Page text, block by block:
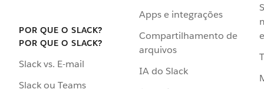
POR QUE O SLACK?
POR QUE O SLACK?
Slack vs. E-mail
Slack ou Teams
Apps e integrações
Compartilhamento de
arquivos
IA do Slack